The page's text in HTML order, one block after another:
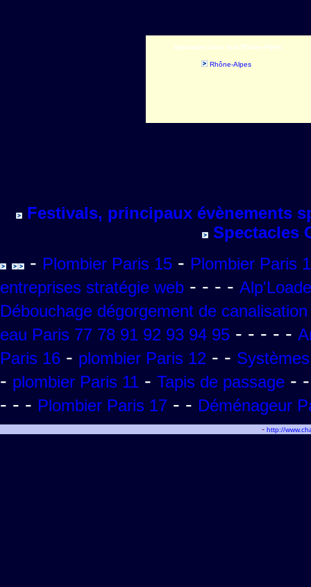
Spectacles dans tout Rhône-Alpes
Rhône-Alpes
Festivals, principaux évènements
Spectacles
- Plombier Paris 15 - Plombier Paris
entreprises stratégie web - - - -
Débouchage dégorgement de
eau Paris 77 78 91 92 93 94 95 - - - - -
Paris 16 - plombier Paris 12 - -
- plombier Paris 11 - Tapis de passage -
- - - Plombier Paris 17 - - Déménageur
- http://